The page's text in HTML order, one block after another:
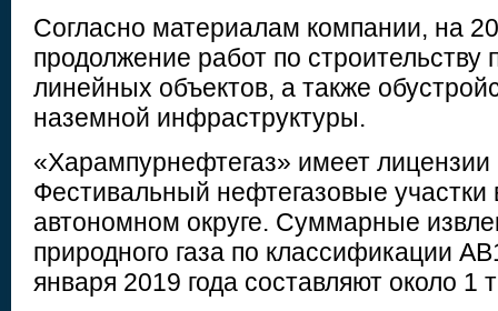
Согласно материалам компании, на
продолжение работ по
линейных объектов, а также
наземной инфраструктуры.
«Харампурнефтегаз» имеет
Фестивальный нефтегазовые
автономном округе. Суммарные
природного газа по классификации
января 2019 года составляют около 1